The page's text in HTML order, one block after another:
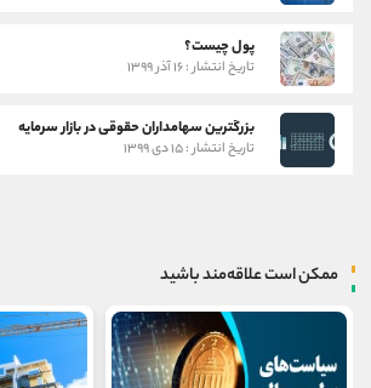
پول چیست؟
تاریخ انتشار : ۱۶ آذر ۱۳۹۹
بزرگترین سهامداران حقوقی در بازار سرمایه
تاریخ انتشار : ۱۵ دی ۱۳۹۹
ممکن است علاقه‌مند باشید